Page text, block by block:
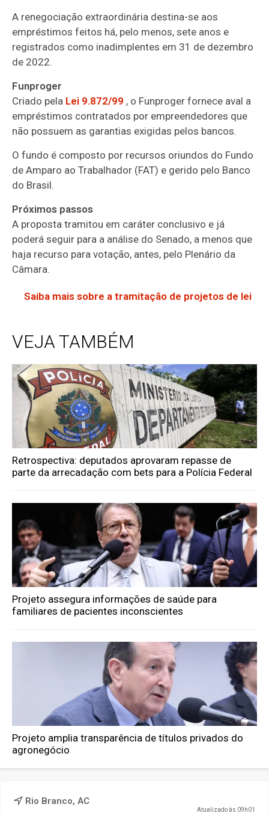
A renegociação extraordinária destina-se aos
empréstimos feitos há, pelo menos, sete anos e
registrados como inadimplentes em 31 de dezembro
de 2022.
Funproger
Criado pela Lei 9.872/99 , o Funproger fornece aval a
empréstimos contratados por empreendedores que
não possuem as garantias exigidas pelos bancos.
O fundo é composto por recursos oriundos do Fundo
de Amparo ao Trabalhador (FAT) e gerido pelo Banco
do Brasil.
Próximos passos
A proposta tramitou em caráter conclusivo e já
poderá seguir para a análise do Senado, a menos que
haja recurso para votação, antes, pelo Plenário da
Câmara.
Saiba mais sobre a tramitação de projetos de lei
VEJA TAMBÉM
Retrospectiva: deputados aprovaram repasse de
parte da arrecadação com bets para a Polícia Federal
Projeto assegura informações de saúde para
familiares de pacientes inconscientes
Projeto amplia transparência de títulos privados do
agronegócio
Rio Branco, AC
Atualizado às 09h01